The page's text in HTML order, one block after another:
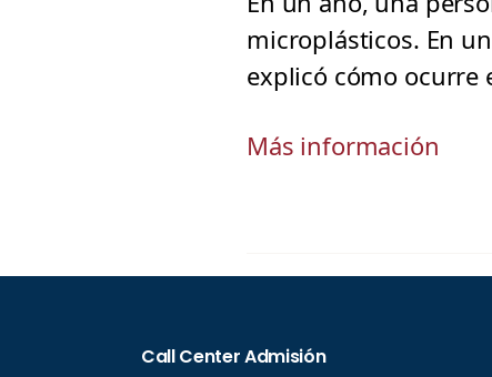
microplásticos. En
explicó cómo ocurre
Más información